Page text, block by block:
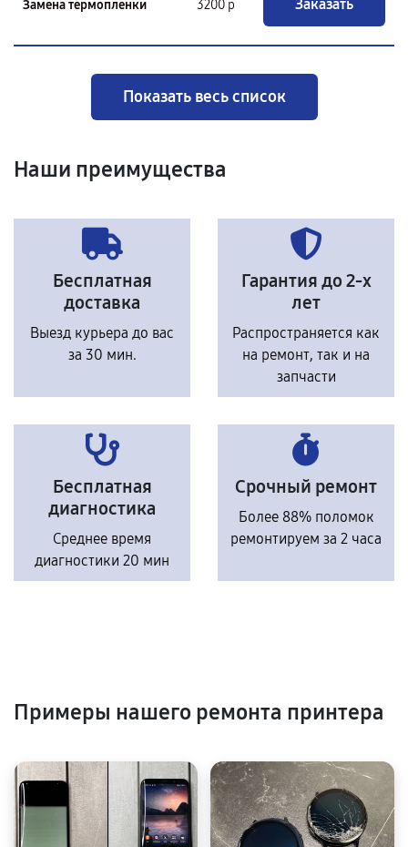
Замена термопленки 3200 р Заказать
Показать весь список
Наши преимущества
Бесплатная
доставка
Выезд курьера до вас
за 30 мин.
Гарантия до 2-х
лет
Распространяется как
на ремонт, так и на
запчасти
Бесплатная
диагностика
Среднее время
диагностики 20 мин
Срочный ремонт
Более 88% поломок
ремонтируем за 2 часа
Примеры нашего ремонта принтера